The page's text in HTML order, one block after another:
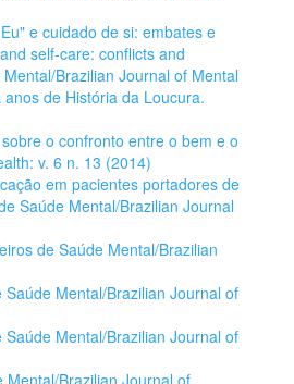
e cuidado de si: embates e
self-care: conflicts and
Brazilian Journal of Mental
de História da Loucura.
o confronto entre o bem e o
v. 6 n. 13 (2014)
em pacientes portadores de
Saúde Mental/Brazilian Journal
de Saúde Mental/Brazilian
Mental/Brazilian Journal of
Mental/Brazilian Journal of
Brazilian Journal of